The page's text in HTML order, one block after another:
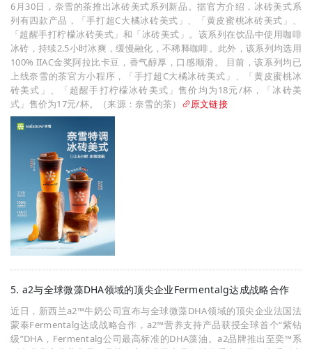
6月30日，奈雪的茶推出冰砖美式系列新品。据官方介绍，冰砖美式系
列有四款产品，「手打超C大橘冰砖美式」、「黄皮蜜桃冰砖美式」、
「超醒手打柠檬冰砖美式」和「冰砖美式」。该系列在饮品中使用咖啡
冰砖，持续2.5小时冰爽，缓慢融化，不稀释咖啡。此外，该系列均选用
100% IIAC金奖阿拉比卡豆，香气醇厚，口感顺滑。 目前，该系列均已
上线奈雪的茶官方小程序，「手打超C大橘冰砖美式」、「黄皮蜜桃冰
砖美式」、「超醒手打柠檬冰砖美式」售价均为18元/杯，「冰砖美
式」售价为17元/杯。（来源：奈雪的茶）
原文链接
5. a2与全球微藻DHA领域的顶尖企业Fermentalg达成战略合作
近日，新西兰a2™牛奶公司宣布与全球微藻DHA领域的顶尖企业法国法
蒙泰Fermentalg达成战略合作，a2™营养支持产品获授全球首个“紫钻
级”DHA，Fermentalg公司最高标准的DHA藻油。a2品牌推出至奕™系